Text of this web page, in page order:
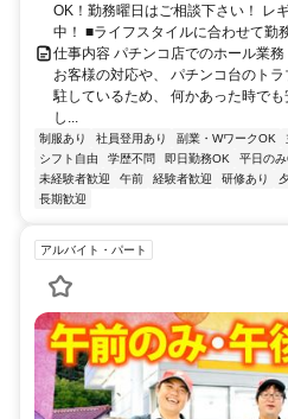
OK！勤務曜日はご相談下さい！ レ
中！ ■ライフスタイルに合わせて勤
仕事内容 パチンコ店でのホール業務
お客様の対応や、 パチンコ台のト
駐しているため、 何かあった時で
し...
制服あり 社員登用あり 副業・WワークOK
シフト自由
学歴不問 即日勤務OK 平日の
未経験者歓迎
午前 経験者歓迎 研修あり
長期歓迎
アルバイト・パート